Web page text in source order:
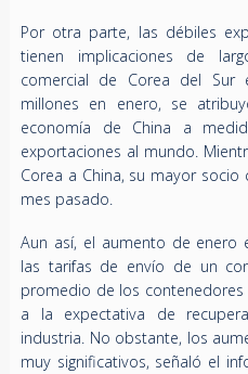
Por otra parte, las débiles
tienen implicaciones de
comercial de Corea del Sur
millones en enero, se
economía de China a
exportaciones al mundo.
Corea a China, su mayor socio
mes pasado.
Aun así, el aumento de enero
las tarifas de envío de un
promedio de los
a la expectativa de
industria. No obstante, los
muy significativos, señaló el